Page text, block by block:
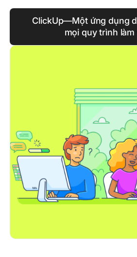
ClickUp—Một ứng dụng
mọi quy trình làm